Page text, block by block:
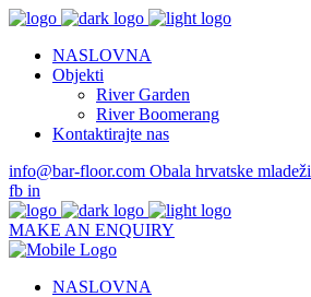
NASLOVNA
Objekti
River Garden
River Boomerang
Kontaktirajte nas
info@bar-floor.com Obala hrvatske
fb in
MAKE AN ENQUIRY
NASLOVNA